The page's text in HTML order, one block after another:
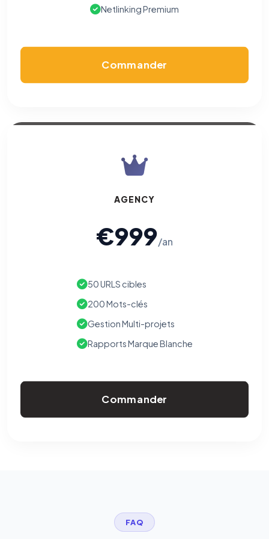
Netlinking Premium
Commander
AGENCY
€999/an
50 URLS cibles
200 Mots-clés
Gestion Multi-projets
Rapports Marque Blanche
Commander
FAQ
vous opposer à ce suivi ») — sans vous désinscrire des envois — ou
contact@logicielreferencement.com